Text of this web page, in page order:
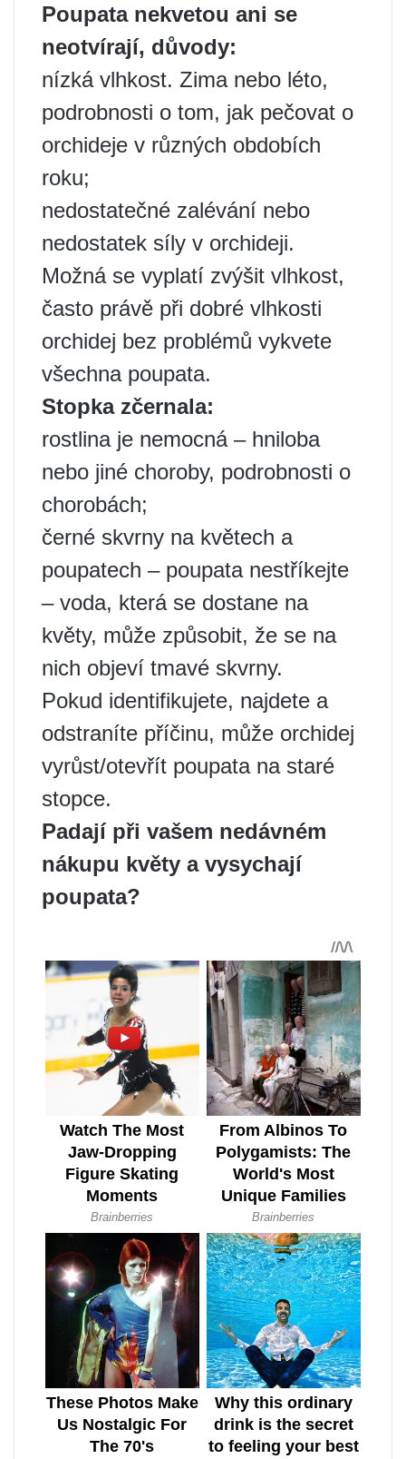
Poupata nekvetou ani se
neotvírají, důvody:
nízká vlhkost. Zima nebo léto,
podrobnosti o tom, jak pečovat o
orchideje v různých obdobích
roku;
nedostatečné zalévání nebo
nedostatek síly v orchideji.
Možná se vyplatí zvýšit vlhkost,
často právě při dobré vlhkosti
orchidej bez problémů vykvete
všechna poupata.
Stopka zčernala:
rostlina je nemocná – hniloba
nebo jiné choroby, podrobnosti o
chorobách;
černé skvrny na květech a
poupatech – poupata nestříkejte
– voda, která se dostane na
květy, může způsobit, že se na
nich objeví tmavé skvrny.
Pokud identifikujete, najdete a
odstraníte příčinu, může orchidej
vyrůst/otevřít poupata na staré
stopce.
Padají při vašem nedávném
nákupu květy a vysychají
poupata?